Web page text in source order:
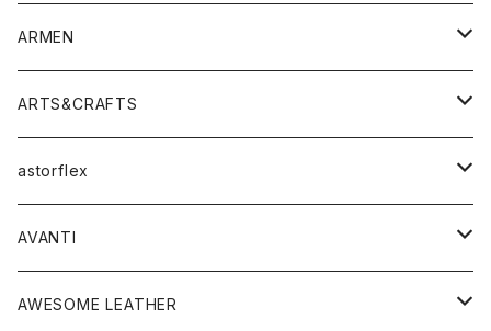
シャツ
Tシャツ・カットソー
シャツ・ブラウス
ボトムス
パンツ
スカート
ワンピース・オールインワン
バッグ
シューズ
アクセサリー
ARMEN
アウター
コート
ジャケット
トップス
ベスト
シャツ
ワンピース
ボトム
ARTS&CRAFTS
アクセサリー
ウォレット
バッグ
astorflex
グッズ
靴
AVANTI
シャツ
AWESOME LEATHER